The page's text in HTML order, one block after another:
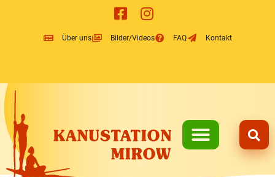
Über uns Bilder/Videos FAQ Kontakt